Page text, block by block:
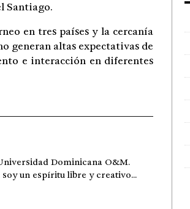
Santiago.
en tres países y la cercanía
generan altas expectativas de
e interacción en diferentes
Dominicana O&M.
un espíritu libre y creativo...